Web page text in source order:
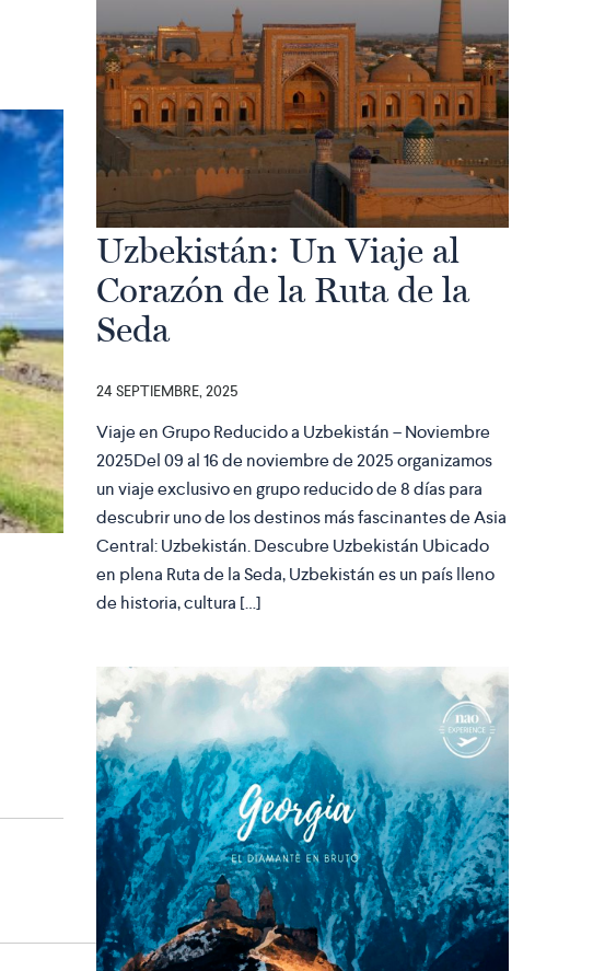
Uzbekistán: Un Viaje al
Corazón de la Ruta de la
Seda
24 SEPTIEMBRE, 2025
Viaje en Grupo Reducido a Uzbekistán – Noviembre
2025Del 09 al 16 de noviembre de 2025 organizamos
un viaje exclusivo en grupo reducido de 8 días para
descubrir uno de los destinos más fascinantes de Asia
Central: Uzbekistán. Descubre Uzbekistán Ubicado
en plena Ruta de la Seda, Uzbekistán es un país lleno
de historia, cultura […]